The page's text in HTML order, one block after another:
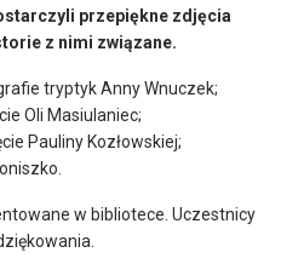
przepiękne zdjęcia
z nimi związane.
tryptyk Anny Wnuczek;
Oli Masiulaniec;
Pauliny Kozłowskiej;
w bibliotece. Uczestnicy